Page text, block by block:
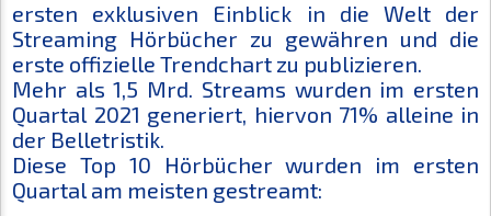
ersten exklusiven Einblick in die Welt der
Streaming Hörbücher zu gewähren und die
erste offizielle Trendchart zu publizieren.
Mehr als 1,5 Mrd. Streams wurden im ersten
Quartal 2021 generiert, hiervon 71% alleine in
der Belletristik.
Diese Top 10 Hörbücher wurden im ersten
Quartal am meisten gestreamt: